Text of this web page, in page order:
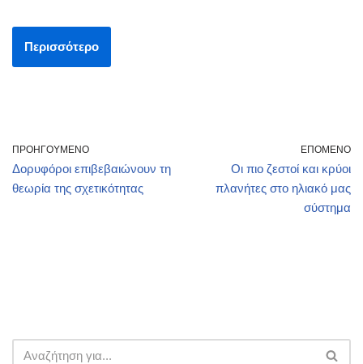
Περισσότερο
ΠΡΟΗΓΟΎΜΕΝΟ
Δορυφόροι επιβεβαιώνουν τη
θεωρία της σχετικότητας
ΕΠΌΜΕΝΟ
Οι πιο ζεστοί και κρύοι
πλανήτες στο ηλιακό μας
σύστημα